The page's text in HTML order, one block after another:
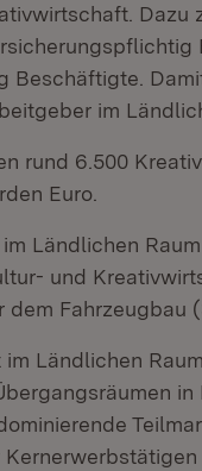
Dazu
Beschäftigte.
im
rund 6.500
Euro.
Ländlichen
und
Fahrzeugbau
Ländlichen